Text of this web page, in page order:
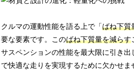
クルマの運動性能を語る上で「ばね下質
要な要素です。このばね下質量を減らす
サスペンションの性能を最大限に引き出
で快適な走りを実現するために欠かせま